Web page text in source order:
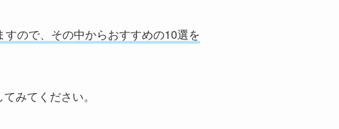
ので、その中からおすすめの10選を
みてください。